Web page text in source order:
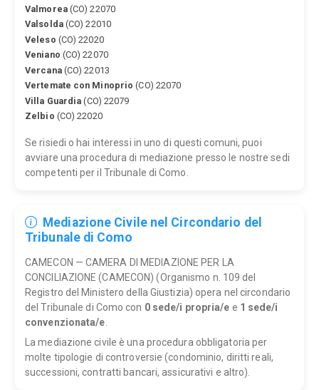
Valmorea(CO) 22070
Valsolda(CO) 22010
Veleso (CO) 22020
Veniano (CO) 22070
Vercana(CO) 22013
Vertemate con Minoprio (CO) 22070
Villa Guardia (CO) 22079
Zelbio (CO) 22020
Se risiedi o hai interessi in uno di questi comuni, puoi
avviare una procedura di mediazione presso le nostre sedi
competenti per il Tribunale di Como.
Mediazione Civile nel Circondario del
Tribunale di Como
CAMECON — CAMERA DI MEDIAZIONE PER LA
CONCILIAZIONE (CAMECON) (Organismo n. 109 del
Registro del Ministero della Giustizia) opera nel circondario
del Tribunale di Como con 0 sede/i propria/e e 1 sede/i
convenzionata/e
La mediazione civile è una procedura obbligatoria per
molte tipologie di controversie (condominio, diritti reali,
successioni, contratti bancari, assicurativi e altro).